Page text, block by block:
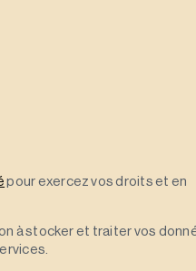
pour exercez vos droits et en
à stocker et traiter vos